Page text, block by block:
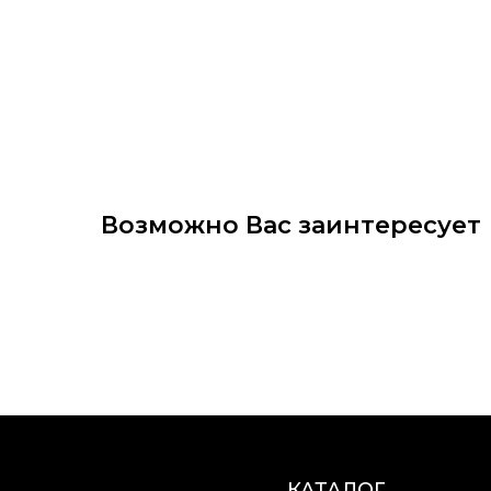
Возможно Вас заинтересует